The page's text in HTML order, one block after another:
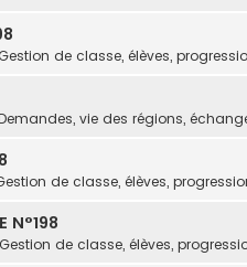
de classe, élèves,
vie des régions,
de classe, élèves,
N°198
Gestion de classe, élèves,